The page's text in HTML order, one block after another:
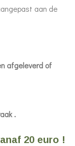
aan de
afgeleverd of
.
.
20 euro !